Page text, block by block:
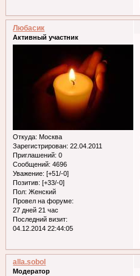
Любасик
Активный участник
Откуда: Москва
Зарегистрирован: 22.04.2011
Приглашений: 0
Сообщений: 4696
Уважение: [+51/-0]
Позитив: [+33/-0]
Пол: Женский
Провел на форуме:
27 дней 21 час
Последний визит:
04.12.2014 22:44:05
alla.sobol
Модератор